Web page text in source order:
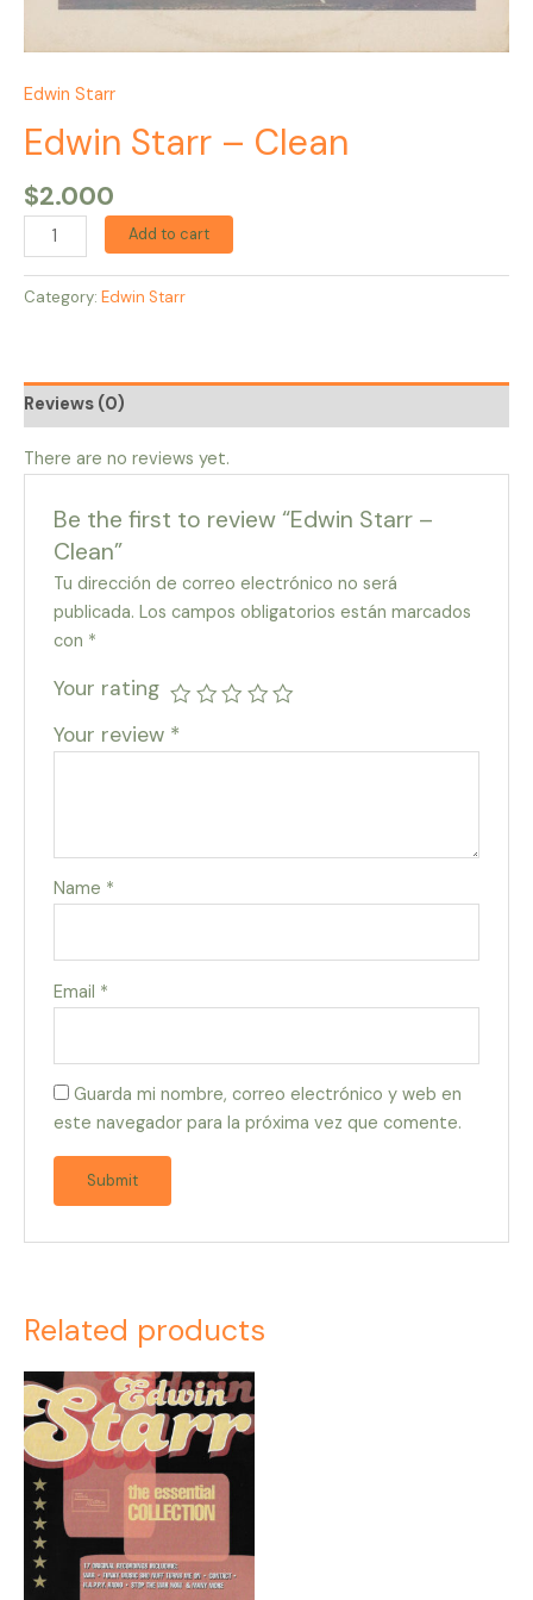
Edwin Starr
Edwin Starr – Clean
$2.000
Add to cart
Category: Edwin Starr
Reviews (0)
There are no reviews yet.
Be the first to review “Edwin Starr –
Clean”
Tu dirección de correo electrónico no será
publicada. Los campos obligatorios están marcados
con *
Your rating
Your review *
Name *
Email *
Guarda mi nombre, correo electrónico y web en
este navegador para la próxima vez que comente.
Related products